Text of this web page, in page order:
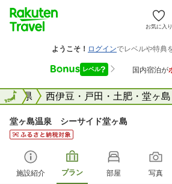
お気に入り
静岡県 西伊豆・戸田・土肥・堂ヶ島
全国
堂ヶ島温泉 シーサイド堂ヶ島
施設紹介 プラン 部屋 写真